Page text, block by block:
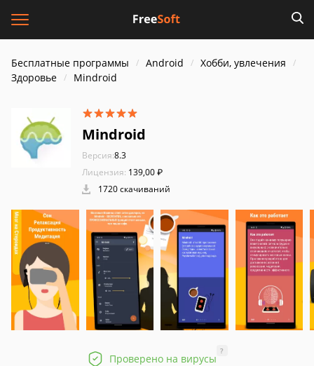
Бесплатные программы Android
Хобби, увлечения
Здоровье
Mindroid
Mindroid
Версия:8.3
Лицензия: 139,00 ₽
1720 скачиваний
Проверено на вирусы
?